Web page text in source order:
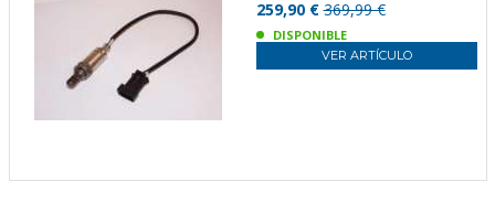
259,90 €369,99 €
DISPONIBLE
VER ARTÍCULO